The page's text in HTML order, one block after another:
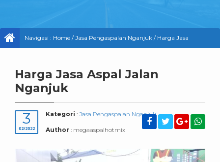
Navigasi : Home /Jasa Pengaspalan Nganjuk / Harga Jasa
Harga Jasa Aspal Jalan
Nganjuk
3
02/2022
Kategori : Jasa Pengaspalan Nganjuk
Author : megaaspalhotmix